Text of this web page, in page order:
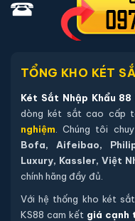
Khám phá thêm các
hàng.
TỔNG KHO KÉT
Két Sắt Nhập Khẩu 88
dòng két sắt cao cấp
nghiệm . Chúng tôi
Bofa, Aifeibao,
Luxury, Kassler, Việt
chính hãng đầy đủ.
Với hệ thống kho két
KS88 cam kết giá cạnh